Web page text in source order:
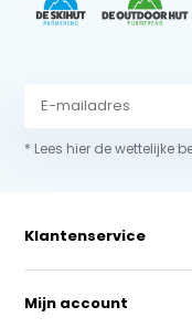
* Lees hier de wettelijke
Klantenservice
Mijn account